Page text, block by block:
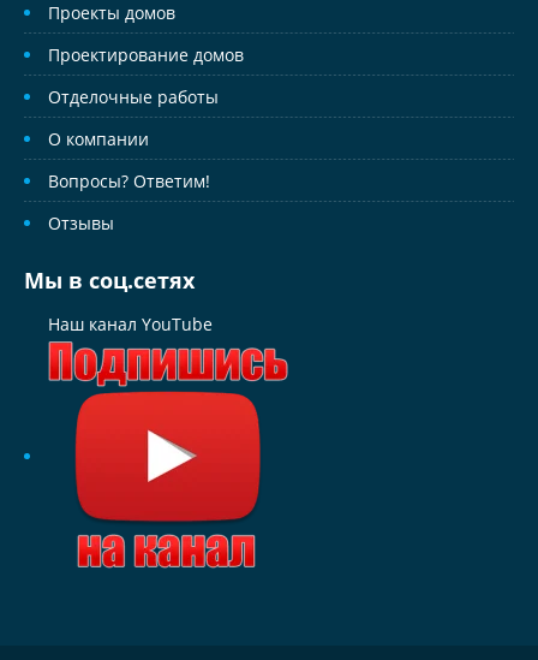
Проекты домов
Проектирование домов
Отделочные работы
О компании
Вопросы? Ответим!
Отзывы
Мы в соц.сетях
Наш канал YouTube